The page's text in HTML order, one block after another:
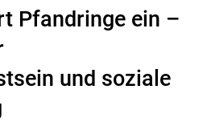
Pfandringe ein –
und soziale